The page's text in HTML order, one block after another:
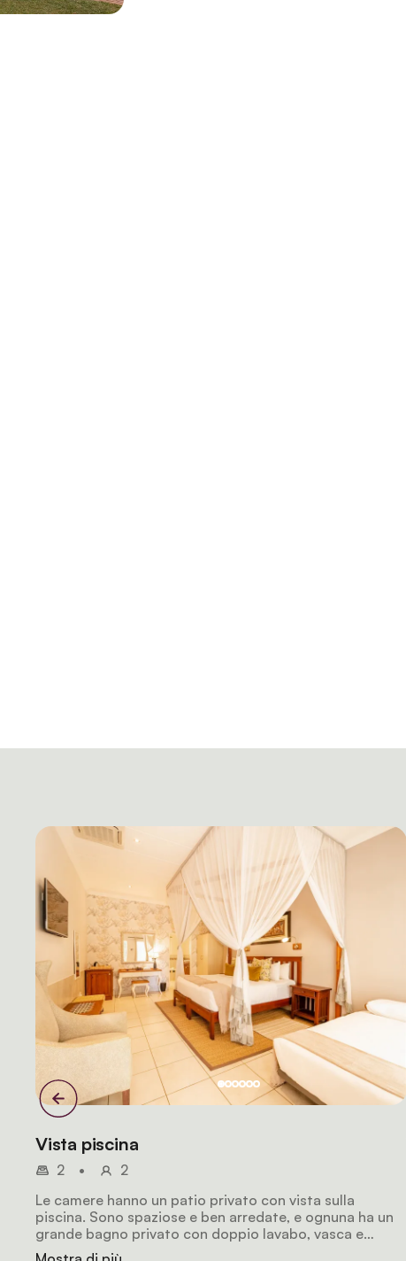
Vista piscina
2 •
2
Le camere hanno un patio privato con vista sulla
piscina. Sono spaziose e ben arredate, e ognuna ha un
grande bagno privato con doppio lavabo, vasca e
doccia, per garantire il massimo comfort ai viaggiatori